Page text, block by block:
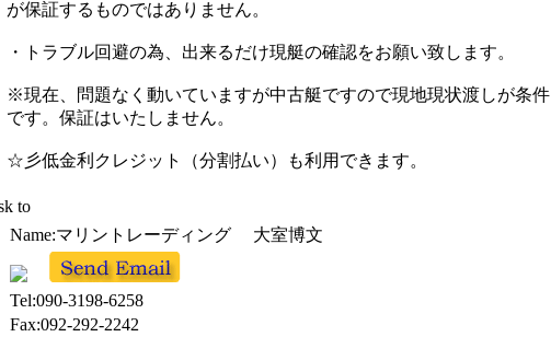
が保証するものではありません。
・トラブル回避の為、出来るだけ現艇の確認をお願い致します。
※現在、問題なく動いていますが中古艇ですので現地現状渡しが条件
です。保証はいたしません。
☆彡低金利クレジット（分割払い）も利用できます。
to
Name:マリントレーディング 大室博文
Tel:090-3198-6258
Fax:092-292-2242